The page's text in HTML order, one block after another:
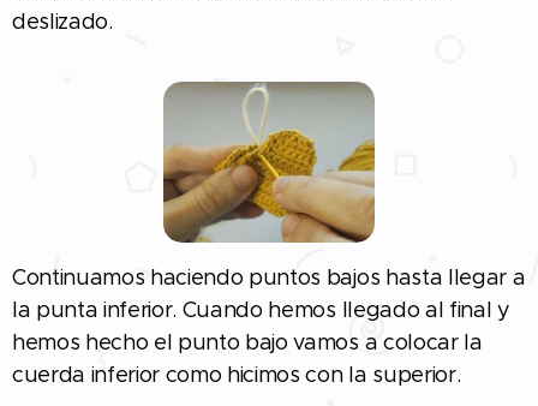
deslizado.
Continuamos haciendo puntos bajos hasta llegar a
la punta inferior. Cuando hemos llegado al final y
hemos hecho el punto bajo vamos a colocar la
cuerda inferior como hicimos con la superior.